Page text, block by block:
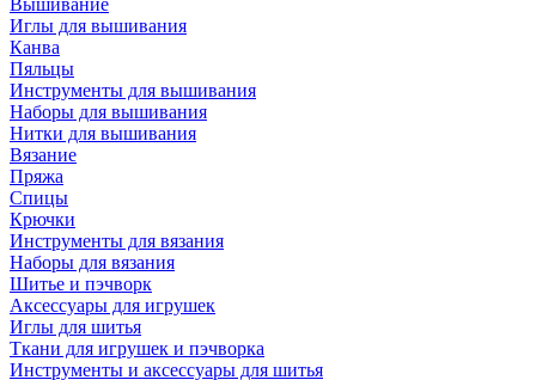
Вышивание
Иглы для вышивания
Канва
Пяльцы
Инструменты для вышивания
Наборы для вышивания
Нитки для вышивания
Вязание
Пряжа
Спицы
Крючки
Инструменты для вязания
Наборы для вязания
Шитье и пэчворк
Аксессуары для игрушек
Иглы для шитья
Ткани для игрушек и пэчворка
Инструменты и аксессуары для шитья